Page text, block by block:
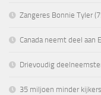
Zangeres Bonnie Tyler
Canada neemt deel aan
Drievoudig
35 miljoen minder